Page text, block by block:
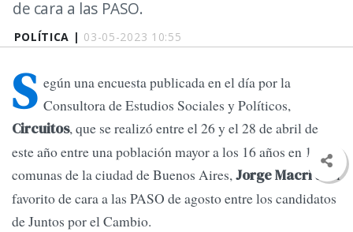
POLÍTICA | 03-05-2023 10:55
de cara a las PASO.
S egún una encuesta publicada en el día por la
Consultora de Estudios Sociales y Políticos,
Circuitos, que se realizó entre el 26 y el 28 de abril de
este año entre una población mayor a los 16 años en 15
comunas de la ciudad de Buenos Aires,Jorge Macries el
favorito de cara a las PASO de agosto entre los candidatos
de Juntos por el Cambio.